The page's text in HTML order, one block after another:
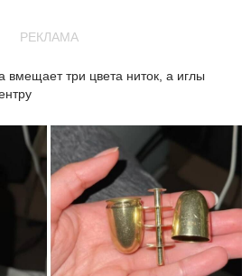
РЕКЛАМА
три цвета ниток, а иглы